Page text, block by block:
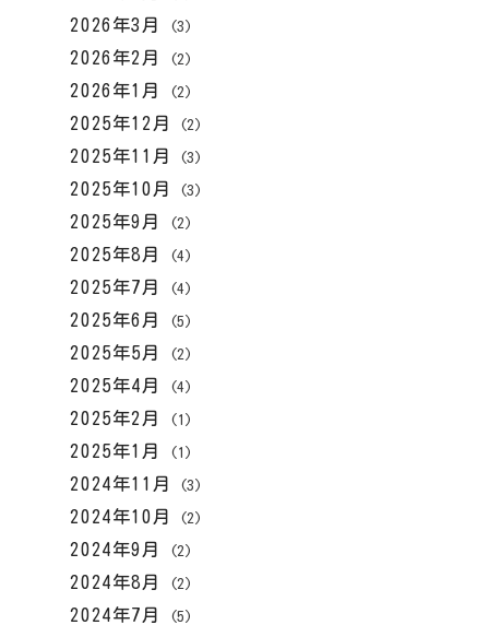
2026年3月 (3)
2026年2月 (2)
2026年1月 (2)
2025年12月 (2)
2025年11月 (3)
2025年10月 (3)
2025年9月 (2)
2025年8月 (4)
2025年7月 (4)
2025年6月 (5)
2025年5月 (2)
2025年4月 (4)
2025年2月 (1)
2025年1月 (1)
2024年11月 (3)
2024年10月 (2)
2024年9月 (2)
2024年8月 (2)
2024年7月 (5)